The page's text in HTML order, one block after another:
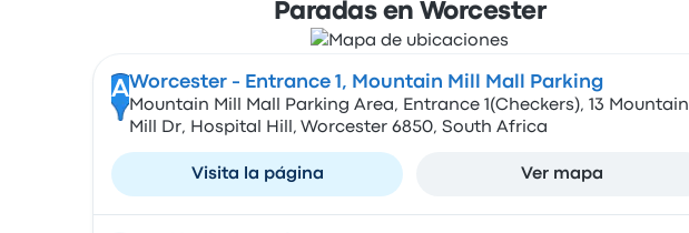
Paradas en Worcester
AWorcester - Entrance 1, Mountain Mill Mall Parking
Mountain Mill Mall Parking Area, Entrance 1(Checkers), 13 Mountain
Mill Dr, Hospital Hill, Worcester 6850, South Africa
Visita la página Ver mapa